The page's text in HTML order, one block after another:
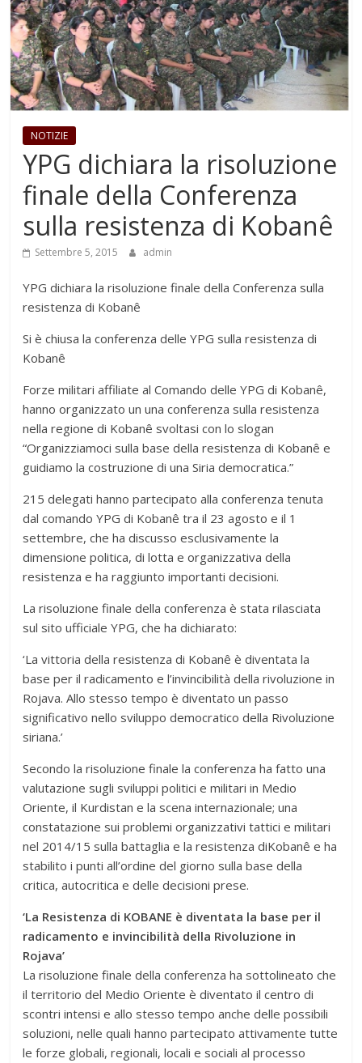
NOTIZIE
YPG dichiara la risoluzione
finale della Conferenza
sulla resistenza di Kobanê
Settembre 5, 2015 admin
YPG dichiara la risoluzione finale della Conferenza sulla
resistenza di Kobanê
Si è chiusa la conferenza delle YPG sulla resistenza di
Kobanê
Forze militari affiliate al Comando delle YPG di Kobanê,
hanno organizzato un una conferenza sulla resistenza
nella regione di Kobanê svoltasi con lo slogan
“Organizziamoci sulla base della resistenza di Kobanê e
guidiamo la costruzione di una Siria democratica.”
215 delegati hanno partecipato alla conferenza tenuta
dal comando YPG di Kobanê tra il 23 agosto e il 1
settembre, che ha discusso esclusivamente la
dimensione politica, di lotta e organizzativa della
resistenza e ha raggiunto importanti decisioni.
La risoluzione finale della conferenza è stata rilasciata
sul sito ufficiale YPG, che ha dichiarato:
‘La vittoria della resistenza di Kobanê è diventata la
base per il radicamento e l’invincibilità della rivoluzione in
Rojava. Allo stesso tempo è diventato un passo
significativo nello sviluppo democratico della Rivoluzione
siriana.’
Secondo la risoluzione finale la conferenza ha fatto una
valutazione sugli sviluppi politici e militari in Medio
Oriente, il Kurdistan e la scena internazionale; una
constatazione sui problemi organizzativi tattici e militari
nel 2014/15 sulla battaglia e la resistenza diKobanê e ha
stabilito i punti all’ordine del giorno sulla base della
critica, autocritica e delle decisioni prese.
‘La Resistenza di KOBANE è diventata la base per il
radicamento e invincibilità della Rivoluzione in
Rojava’
La risoluzione finale della conferenza ha sottolineato che
il territorio del Medio Oriente è diventato il centro di
scontri intensi e allo stesso tempo anche delle possibili
soluzioni, nelle quali hanno partecipato attivamente tutte
le forze globali, regionali, locali e sociali al processo